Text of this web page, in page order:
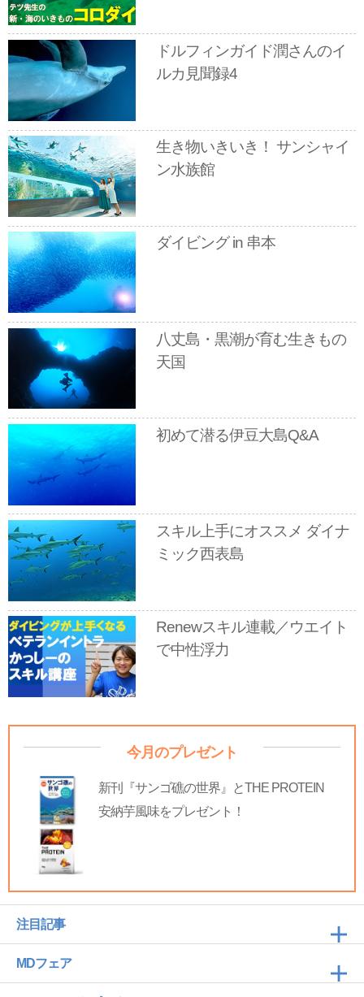
ドルフィンガイド潤さんのイ
ルカ見聞録4
生き物いきいき！ サンシャイ
ン水族館
ダイビング in 串本
八丈島・黒潮が育む生きもの
天国
初めて潜る伊豆大島Q&A
スキル上手にオススメ ダイナ
ミック西表島
Renewスキル連載／ウエイト
で中性浮力
今月のプレゼント
新刊『サンゴ礁の世界』とTHE PROTEIN
安納芋風味をプレゼント！
注目記事
MDフェア